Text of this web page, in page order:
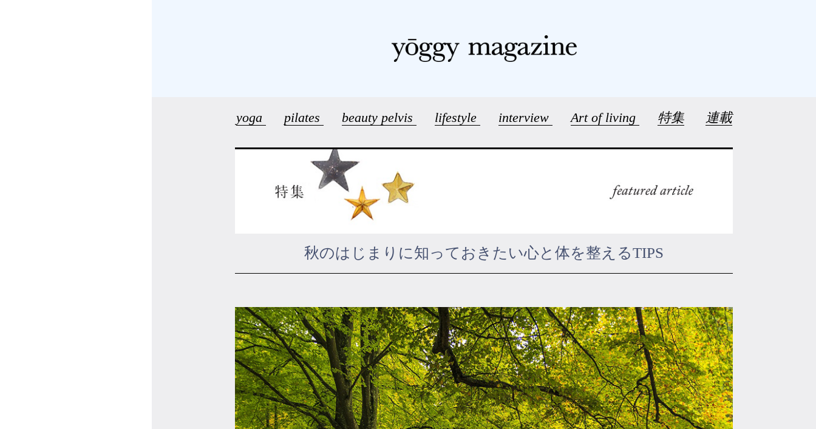
クラス参加にあたっての同意書
yoga pilates beauty pelvis lifestyle interview Art of living 特集 連載
秋のはじまりに知っておきたい心と体を整えるTIPS